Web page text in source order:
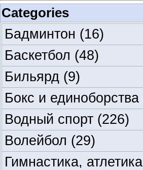
Categories
Бадминтон (16)
Баскетбол (48)
Бильярд (9)
Бокс и единоборства
Водный спорт (226)
Волейбол (29)
Гимнастика, атлетика